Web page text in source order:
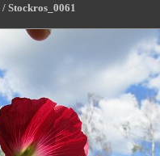
/ Stockros_0061